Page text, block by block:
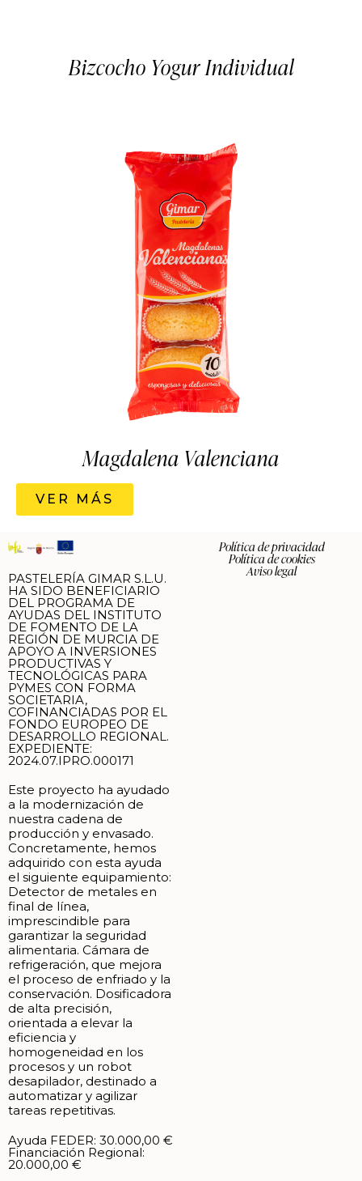
Bizcocho Yogur Individual
Magdalena Valenciana
VER MÁS
PASTELERÍA GIMAR S.L.U.
HA SIDO BENEFICIARIO
DEL PROGRAMA DE
AYUDAS DEL INSTITUTO
DE FOMENTO DE LA
REGIÓN DE MURCIA DE
APOYO A INVERSIONES
PRODUCTIVAS Y
TECNOLÓGICAS PARA
PYMES CON FORMA
SOCIETARIA,
COFINANCIADAS POR EL
FONDO EUROPEO DE
DESARROLLO REGIONAL.
EXPEDIENTE:
2024.07.IPRO.000171
Este proyecto ha ayudado
a la modernización de
nuestra cadena de
producción y envasado.
Concretamente, hemos
adquirido con esta ayuda
el siguiente equipamiento:
Detector de metales en
final de línea,
imprescindible para
garantizar la seguridad
alimentaria. Cámara de
refrigeración, que mejora
el proceso de enfriado y la
conservación. Dosificadora
de alta precisión,
orientada a elevar la
eficiencia y
homogeneidad en los
procesos y un robot
desapilador, destinado a
automatizar y agilizar
tareas repetitivas.
Ayuda FEDER: 30.000,00 €
Financiación Regional:
20.000,00 €
Política de privacidad
Política de cookies
Aviso legal